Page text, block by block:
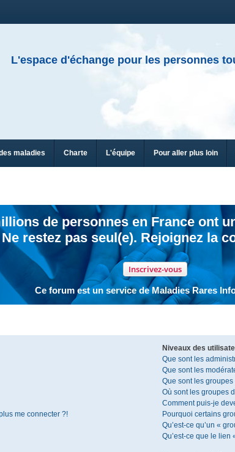
L'espace d'échange pour les personnes
maladies Charte L'équipe Pour aller plus loin
de personnes en France ont
Ne restez pas seul(e). Rejoignez la
Inscrivez-vous
Ce forum est un service de Maladies Rares
me connecter ?!
Niveaux des
Que sont les
Que sont les
Que sont les groupes
Où sont les groupes
Comment puis-je
Pourquoi certains
Qu’est-ce qu’un «
Qu’est-ce que le lien